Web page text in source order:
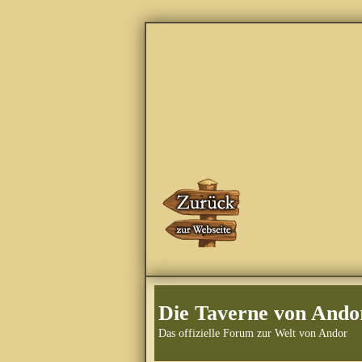
Die Taverne von
Das offizielle Forum zur Welt von Andor